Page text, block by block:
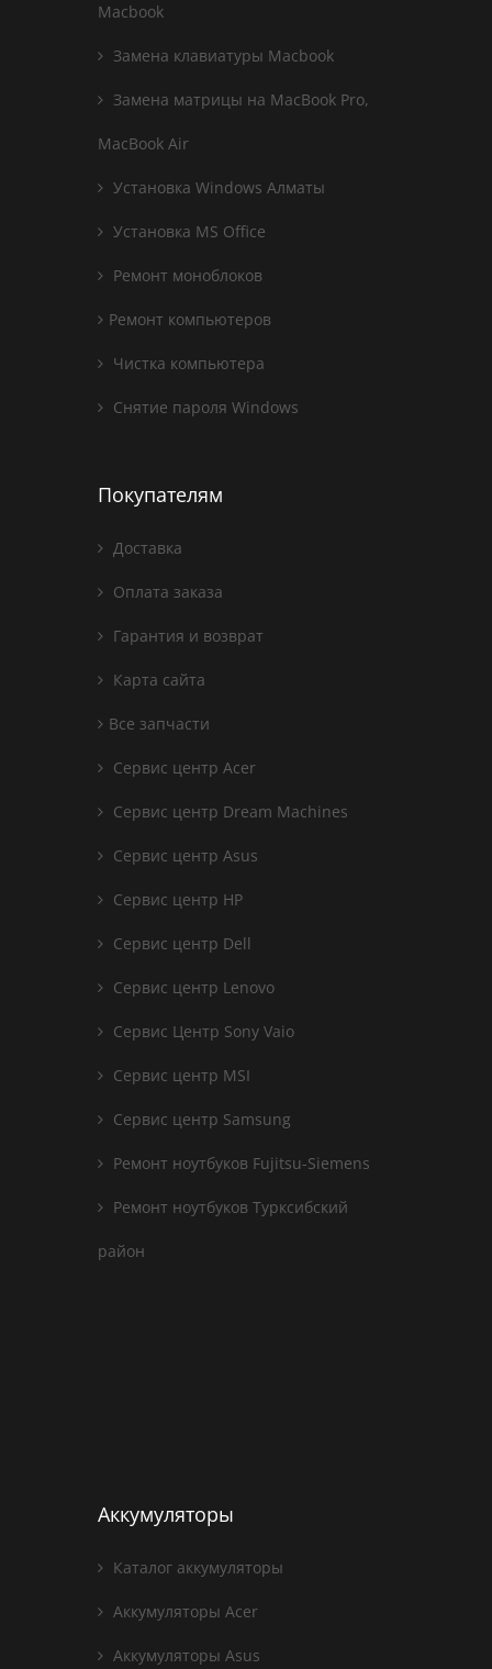
Macbook
Замена клавиатуры Macbook
Замена матрицы на MacBook Pro,
MacBook Air
Установка Windows Алматы
Установка MS Office
Ремонт моноблоков
Ремонт компьютеров
Чистка компьютера
Снятие пароля Windows
Покупателям
Доставка
Оплата заказа
Гарантия и возврат
Карта сайта
Все запчасти
Сервис центр Acer
Сервис центр Dream Machines
Сервис центр Asus
Сервис центр HP
Сервис центр Dell
Сервис центр Lenovo
Сервис Центр Sony Vaio
Сервис центр MSI
Сервис центр Samsung
Ремонт ноутбуков Fujitsu-Siemens
Ремонт ноутбуков Турксибский
район
Аккумуляторы
Каталог аккумуляторы
Аккумуляторы Acer
Аккумуляторы Asus